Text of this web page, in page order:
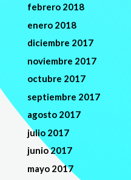
febrero 2018
enero 2018
diciembre 2017
noviembre 2017
octubre 2017
septiembre 2017
agosto 2017
julio 2017
junio 2017
mayo 2017